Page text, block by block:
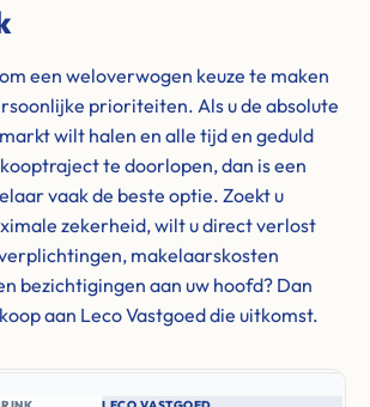
een weloverwogen keuze te maken
prioriteiten. Als u de absolute
wilt halen en alle tijd en geduld
te doorlopen, dan is een
vaak de beste optie. Zoekt u
zekerheid, wilt u direct verlost
makelaarskosten
bezichtigingen aan uw hoofd? Dan
aan Leco Vastgoed die uitkomst.